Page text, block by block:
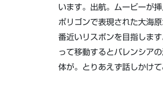
います。出航。ムービーが
ポリゴンで表現された大海
番近いリスボンを目指しま
って移動するとバレンシア
体が。とりあえず話しかけて